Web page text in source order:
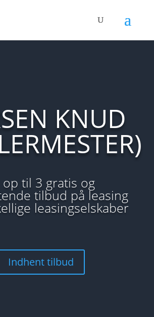
KNUD
op til 3 gratis og
tilbud på leasing
leasingselskaber
Indhent tilbud